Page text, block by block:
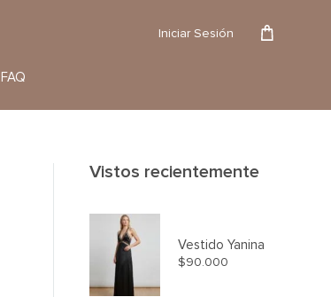
Iniciar Sesión
FAQ
Vistos recientemente
Vestido Yanina
$90.000